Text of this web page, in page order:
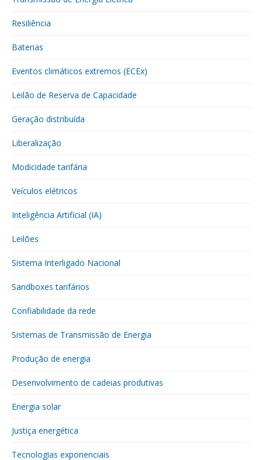
Resiliência
Baterias
Eventos climáticos extremos (ECEx)
Leilão de Reserva de Capacidade
Geração distribuída
Liberalização
Modicidade tarifária
Veículos elétricos
Inteligência Artificial (IA)
Leilões
Sistema Interligado Nacional
Sandboxes tarifários
Confiabilidade da rede
Sistemas de Transmissão de Energia
Produção de energia
Desenvolvimento de cadeias produtivas
Energia solar
Justiça energética
Tecnologias exponenciais